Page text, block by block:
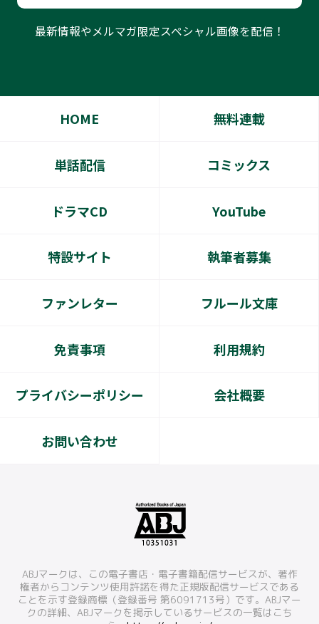
最新情報やメルマガ限定スペシャル画像を配信！
HOME 無料連載
単話配信 コミックス
ドラマCD YouTube
特設サイト 執筆者募集
ファンレター フルール文庫
免責事項 利用規約
プライバシーポリシー 会社概要
お問い合わせ
ABJマークは、この電子書店・電子書籍配信サービスが、著作
権者からコンテンツ使用許諾を得た正規版配信サービスである
ことを示す登録商標（登録番号 第6091713号）です。ABJマー
クの詳細、ABJマークを掲示しているサービスの一覧はこち